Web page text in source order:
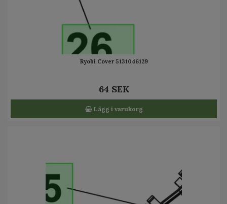
Ryobi Cover 5131046129
64 SEK
Lägg i varukorg